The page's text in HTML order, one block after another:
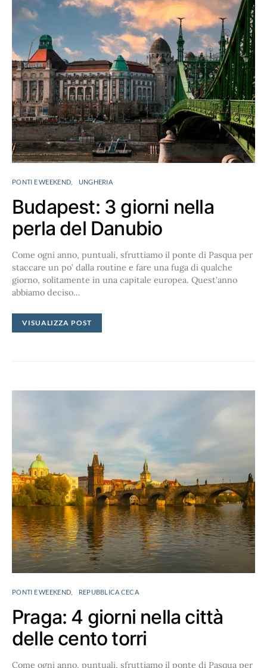
PONTI E WEEKEND UNGHERIA
Budapest: 3 giorni nella
perla del Danubio
Come ogni anno, puntuali, sfruttiamo il ponte di Pasqua per
staccare un po’ dalla routine e fare una fuga di qualche
giorno, solitamente in una capitale europea. Quest’anno
abbiamo deciso…
VISUALIZZA POST
PONTI E WEEKEND REPUBBLICA CECA
Praga: 4 giorni nella città
delle cento torri
Come ogni anno, puntuali, sfruttiamo il ponte di Pasqua per